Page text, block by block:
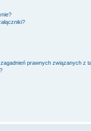
prawnych związanych z